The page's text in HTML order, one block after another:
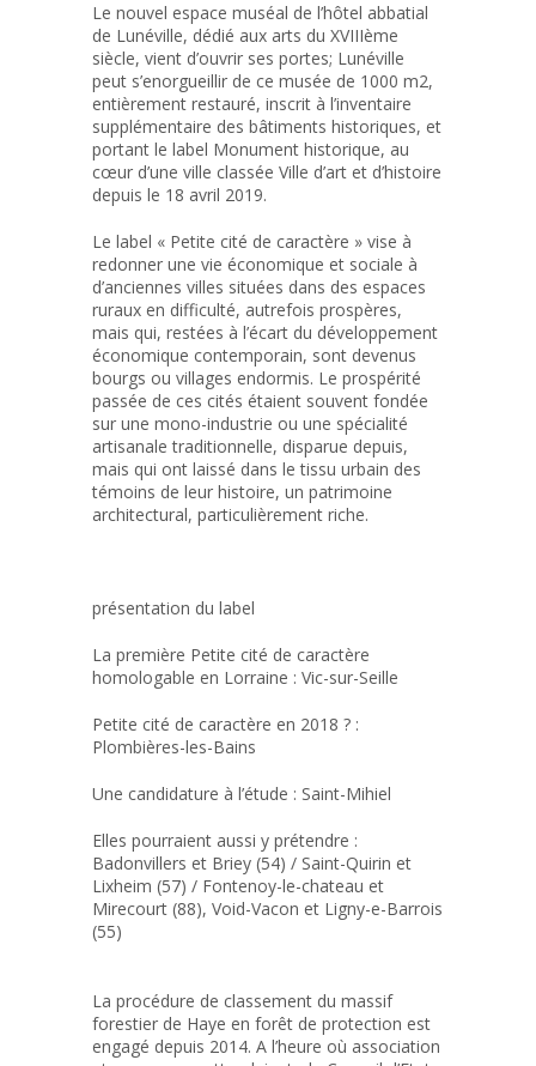
Le nouvel espace muséal de l’hôtel abbatial
de Lunéville, dédié aux arts du XVIIIème
siècle, vient d’ouvrir ses portes; Lunéville
peut s’enorgueillir de ce musée de 1000 m2,
entièrement restauré, inscrit à l’inventaire
supplémentaire des bâtiments historiques, et
portant le label Monument historique, au
cœur d’une ville classée Ville d’art et d’histoire
depuis le 18 avril 2019.
Le label « Petite cité de caractère » vise à
redonner une vie économique et sociale à
d’anciennes villes situées dans des espaces
ruraux en difficulté, autrefois prospères,
mais qui, restées à l’écart du développement
économique contemporain, sont devenus
bourgs ou villages endormis. Le prospérité
passée de ces cités étaient souvent fondée
sur une mono-industrie ou une spécialité
artisanale traditionnelle, disparue depuis,
mais qui ont laissé dans le tissu urbain des
témoins de leur histoire, un patrimoine
architectural, particulièrement riche.
présentation du label
La première Petite cité de caractère
homologable en Lorraine : Vic-sur-Seille
Petite cité de caractère en 2018 ? :
Plombières-les-Bains
Une candidature à l’étude : Saint-Mihiel
Elles pourraient aussi y prétendre :
Badonvillers et Briey (54) / Saint-Quirin et
Lixheim (57) / Fontenoy-le-chateau et
Mirecourt (88), Void-Vacon et Ligny-e-Barrois
(55)
La procédure de classement du massif
forestier de Haye en forêt de protection est
engagé depuis 2014. A l’heure où association